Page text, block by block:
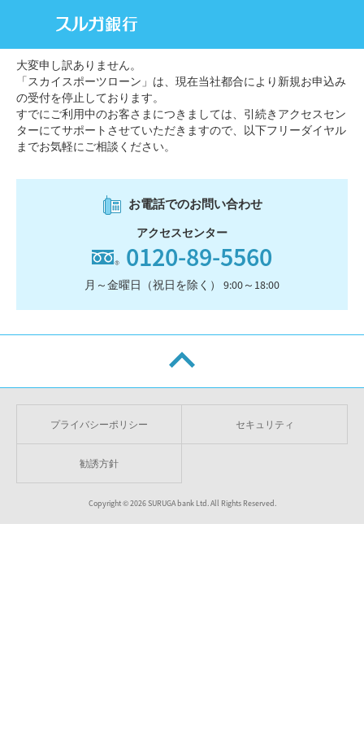
大変申し訳ありません。
「スカイスポーツローン」は、現在当社都合により新規お申込み
の受付を停止しております。
すでにご利用中のお客さまにつきましては、引続きアクセスセン
ターにてサポートさせていただきますので、以下フリーダイヤル
までお気軽にご相談ください。
お電話でのお問い合わせ
アクセスセンター
0120-89-5560
月～金曜日（祝日を除く） 9:00～18:00
プライバシーポリシー セキュリティ
勧誘方針
Copyright ©2026SURUGA bank Ltd. All Rights Reserved.